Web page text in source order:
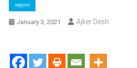
সারাদেশ
January 3, 2021 Ajker Desh